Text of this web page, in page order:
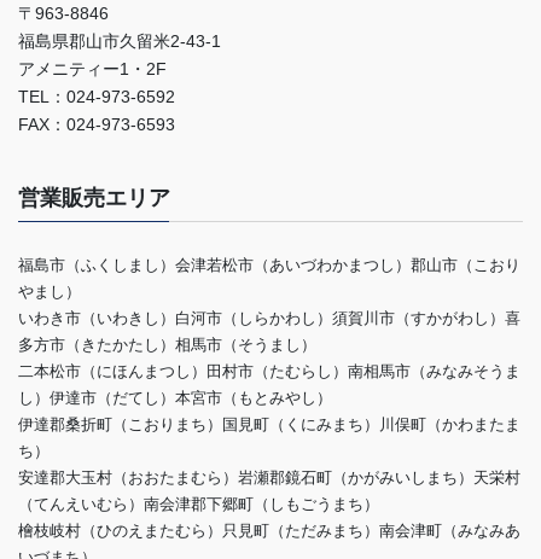
〒963-8846
福島県郡山市久留米2-43-1
アメニティー1・2F
TEL：024-973-6592
FAX：024-973-6593
営業販売エリア
福島市（ふくしまし）会津若松市（あいづわかまつし）郡山市（こおり
やまし）
いわき市（いわきし）白河市（しらかわし）須賀川市（すかがわし）喜
多方市（きたかたし）相馬市（そうまし）
二本松市（にほんまつし）田村市（たむらし）南相馬市（みなみそうま
し）伊達市（だてし）本宮市（もとみやし）
伊達郡桑折町（こおりまち）国見町（くにみまち）川俣町（かわまたま
ち）
安達郡大玉村（おおたまむら）岩瀬郡鏡石町（かがみいしまち）天栄村
（てんえいむら）南会津郡下郷町（しもごうまち）
檜枝岐村（ひのえまたむら）只見町（ただみまち）南会津町（みなみあ